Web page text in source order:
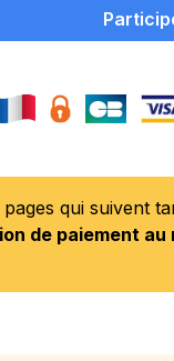
qui suivent
de paiement